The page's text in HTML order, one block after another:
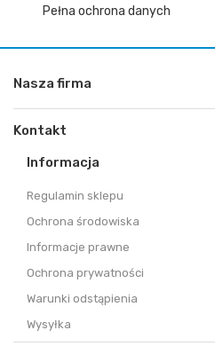
Pełna ochrona danych
Nasza firma
Kontakt
Informacja
Regulamin sklepu
Ochrona środowiska
Informacje prawne
Ochrona prywatności
Warunki odstąpienia
Wysyłka